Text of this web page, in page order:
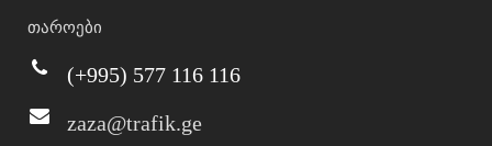
თაროები
(+995) 577 116 116
zaza@trafik.ge